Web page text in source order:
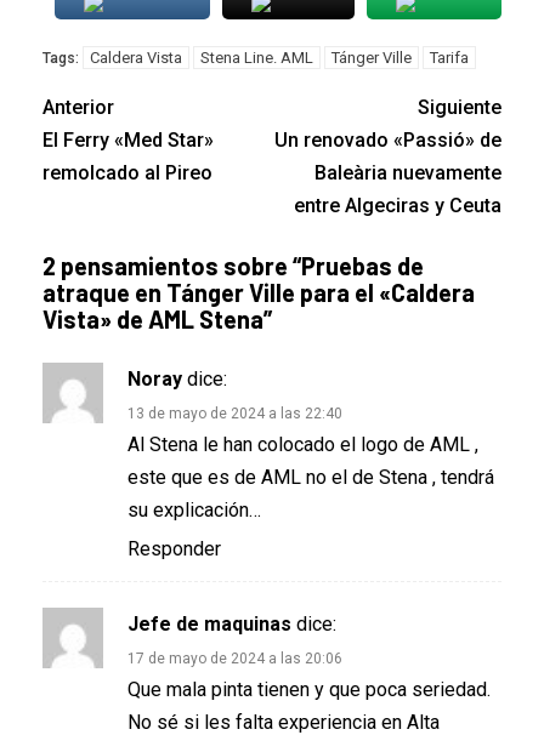
Tags: Caldera Vista Stena Line. AML Tánger Ville Tarifa
Anterior
El Ferry «Med Star»
remolcado al Pireo
Siguiente
Un renovado «Passió» de
Baleària nuevamente
entre Algeciras y Ceuta
2 pensamientos sobre “Pruebas de
atraque en Tánger Ville para el «Caldera
Vista» de AML Stena”
Noray dice:
13 de mayo de 2024 a las 22:40
Al Stena le han colocado el logo de AML ,
este que es de AML no el de Stena , tendrá
su explicación…
Responder
Jefe de maquinas dice:
17 de mayo de 2024 a las 20:06
Que mala pinta tienen y que poca seriedad.
No sé si les falta experiencia en Alta